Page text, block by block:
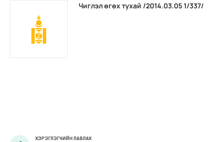
Чиглэл өгөх тухай /2014.03.05 1/337/
ХЭРЭГЛЭГЧИЙН ЛАВЛАХ